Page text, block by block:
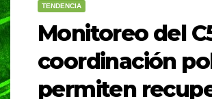
TENDENCIA
Monitoreo del
coordinación
permiten